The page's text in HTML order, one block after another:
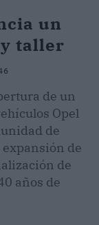
un
taller
de un
Opel
de
de
de
años de